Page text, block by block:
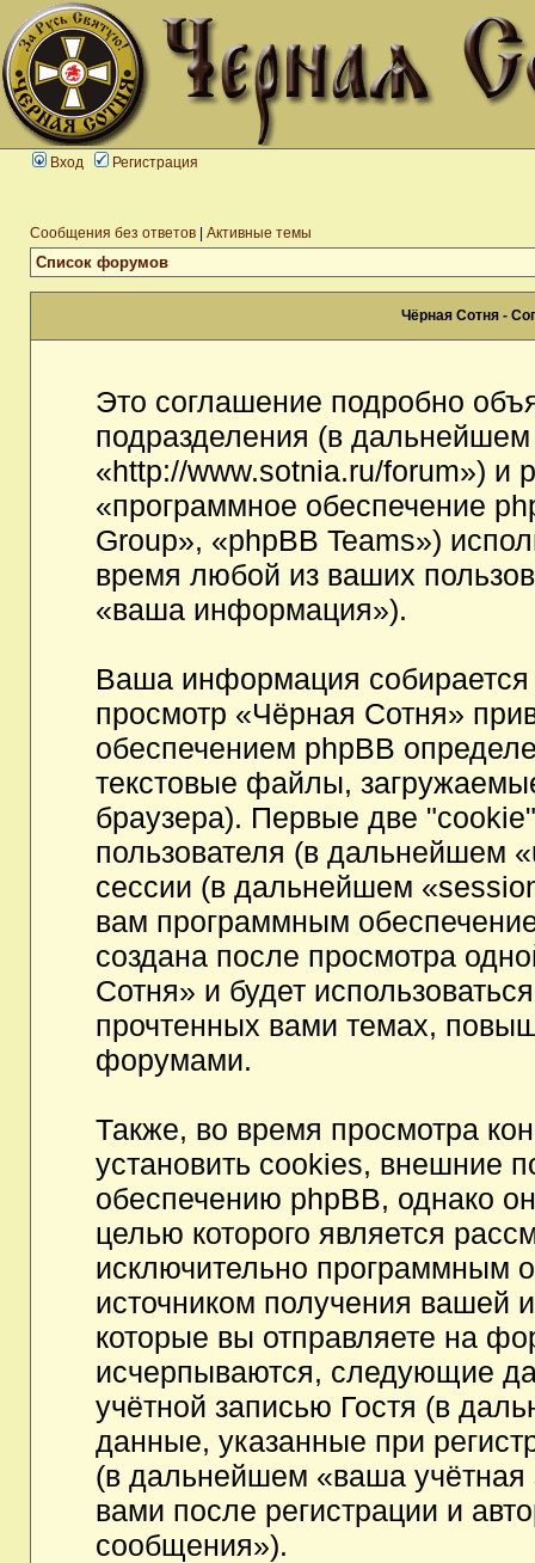
Вход Регистрация
Сообщения без ответов Активные темы
Список форумов
Чёрная Сотня -
Это соглашение подробно
подразделения (в
«http://www.sotnia.ru/forum») и
«программное обеспечение
Group», «phpBB Teams»)
время любой из ваших
«ваша информация»).
Ваша информация
просмотр «Чёрная Сотня»
обеспечением phpBB
текстовые файлы,
браузера). Первые две
пользователя (в дальнейшем
сессии (в дальнейшем
вам программным
создана после просмотра
Сотня» и будет
прочтенных вами темах,
форумами.
Также, во время просмотра
установить cookies, внешние
обеспечению phpBB, однако
целью которого является
исключительно программным
источником получения
которые вы отправляете на
исчерпываются, следующие
учётной записью Гостя (в
данные, указанные при
(в дальнейшем «ваша
вами после регистрации и
сообщения»).